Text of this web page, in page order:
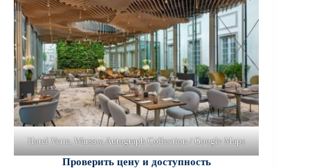
Hotel Verte, Warsaw, Autograph Collection / Google Maps
Проверить цену и доступность